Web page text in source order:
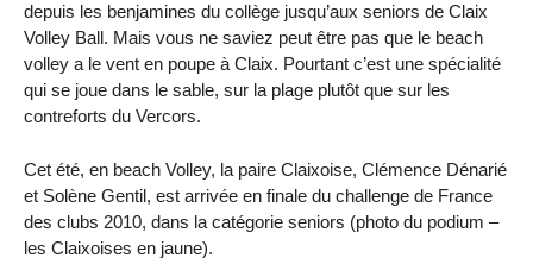
depuis les benjamines du collège jusqu’aux seniors de Claix
Volley Ball. Mais vous ne saviez peut être pas que le beach
volley a le vent en poupe à Claix. Pourtant c’est une spécialité
qui se joue dans le sable, sur la plage plutôt que sur les
contreforts du Vercors.
Cet été, en beach Volley, la paire Claixoise, Clémence Dénarié
et Solène Gentil, est arrivée en finale du challenge de France
des clubs 2010, dans la catégorie seniors (photo du podium –
les Claixoises en jaune).